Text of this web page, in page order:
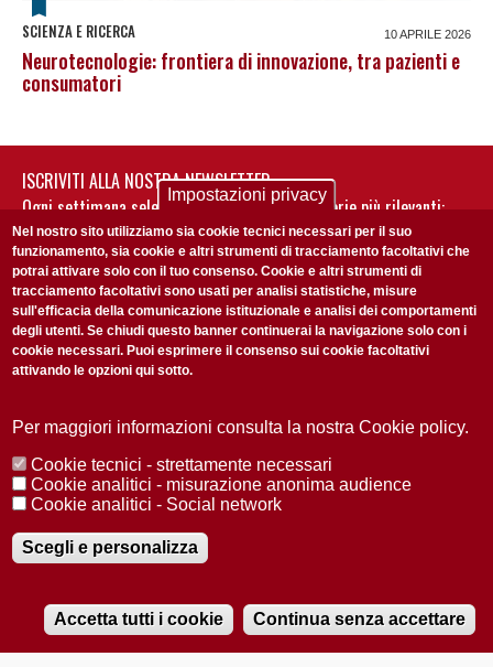
Audio
SCIENZA E RICERCA 10 APRILE 2026
Neurotecnologie: frontiera di innovazione, tra pazienti e
consumatori
ISCRIVITI ALLA NOSTRA NEWSLETTER
Ogni settimana selezioniamo per te nostre storie più rilevanti:
non perderti gli aggiornamenti della nostra newsletter
Accetto laPrivacy Policy
Redazione Copyright Privacy
Area stampa
© 2025 Università di Padova
Registrazione presso il Tribunale di Padova n. 2097/2012 del 18 giugno
2012
Impostazioni privacy
Nel nostro sito utilizziamo sia cookie tecnici necessari per il suo
funzionamento, sia cookie e altri strumenti di tracciamento facoltativi che
potrai attivare solo con il tuo consenso. Cookie e altri strumenti di
tracciamento facoltativi sono usati per analisi statistiche, misure
sull'efficacia della comunicazione istituzionale e analisi dei comportamenti
degli utenti. Se chiudi questo banner continuerai la navigazione solo con i
cookie necessari. Puoi esprimere il consenso sui cookie facoltativi
attivando le opzioni qui sotto.
Per maggiori informazioni consulta la nostra Cookie policy.
Cookie tecnici - strettamente necessari
Cookie analitici - misurazione anonima audience
Cookie analitici - Social network
Scegli e personalizza
Accetta tutti i cookie Continua senza accettare